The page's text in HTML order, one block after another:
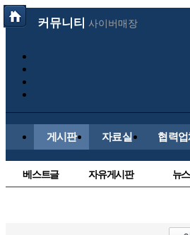
커뮤니티 사이버매장
게시판 자료실 협력업
베스트글 자유게시판 뉴스
해외